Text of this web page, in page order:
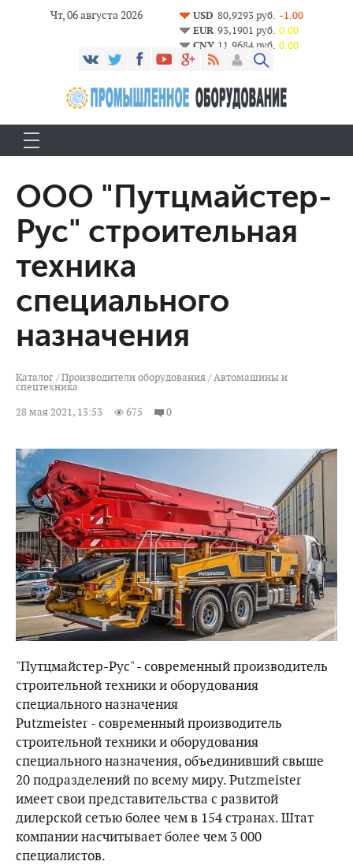
Чт, 06 августа 2026 USD 80,9293 руб. -1.00
EUR 93,1901 руб. 0.00
CNY 11,9684 руб. 0.00
ООО "Путцмайстер-
Рус" строительная
техника
специального
назначения
Каталог/Производители оборудования/Автомашины и
спецтехника
28 мая 2021, 13:53
675 0
"Путцмайстер-Рус" - современный производитель
строительной техники и оборудования
специального назначения
Putzmeister - современный производитель
строительной техники и оборудования
специального назначения, объединивший свыше
20 подразделений по всему миру. Putzmeister
имеет свои представительства с развитой
дилерской сетью более чем в 154 странах. Штат
компании насчитывает более чем 3 000
специалистов.